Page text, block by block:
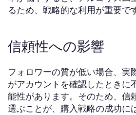
るため、戦略的な利用が重要で
信頼性への影響
フォロワーの質が低い場合、実
がアカウントを確認したときに
能性があります。そのため、信
選ぶことが、購入戦略の成功に